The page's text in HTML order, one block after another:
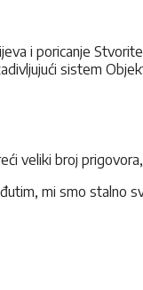
i poricanje
sistem
veliki broj
mi smo stalno